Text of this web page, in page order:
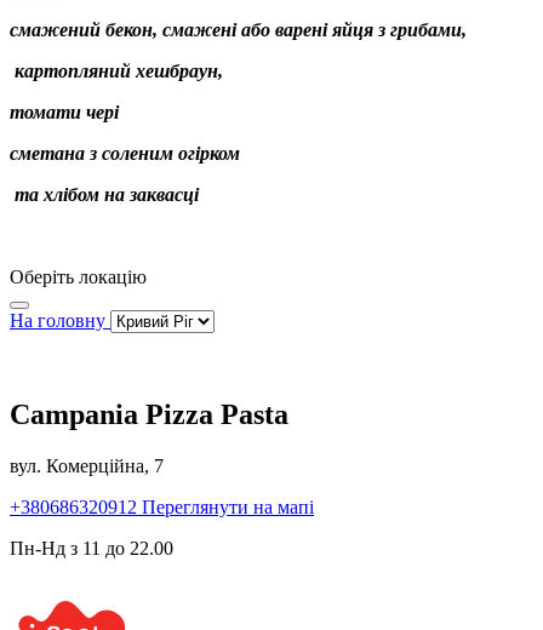
смажений бекон, смажені або варені яйця з грибами,
картопляний хешбраун,
томати чері
сметана з соленим огірком
та хлібом на заквасці
Оберіть локацію
На головну
Campania Pizza Pasta
вул. Комерційна, 7
+380686320912 Переглянути на мапі
Пн-Нд з 11 до 22.00